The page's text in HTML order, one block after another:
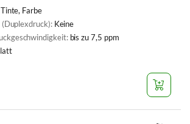
Tinte, Farbe
Keine
bis zu 7,5 ppm